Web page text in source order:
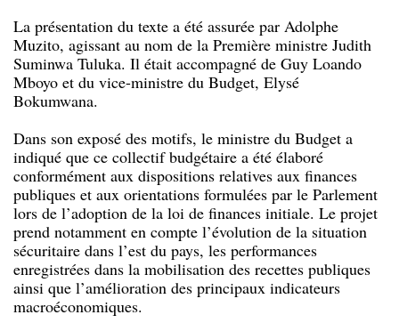
La présentation du texte a été assurée par Adolphe
Muzito, agissant au nom de la Première ministre Judith
Suminwa Tuluka. Il était accompagné de Guy Loando
Mboyo et du vice-ministre du Budget, Elysé
Bokumwana.
Dans son exposé des motifs, le ministre du Budget a
indiqué que ce collectif budgétaire a été élaboré
conformément aux dispositions relatives aux finances
publiques et aux orientations formulées par le Parlement
lors de l’adoption de la loi de finances initiale. Le projet
prend notamment en compte l’évolution de la situation
sécuritaire dans l’est du pays, les performances
enregistrées dans la mobilisation des recettes publiques
ainsi que l’amélioration des principaux indicateurs
macroéconomiques.